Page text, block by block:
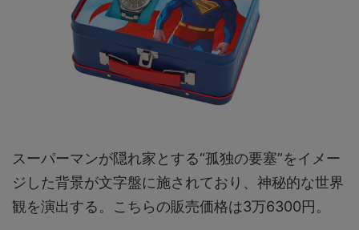
スーパーマンが隠れ家とする“孤独の要塞”をイメー
ジした背景が文字盤に施されており、神秘的な世界
観を演出する。こちらの販売価格は3万6300円。